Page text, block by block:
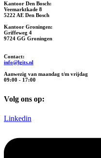
Kantoor Den Bosch:
Veemarktkade 8
5222 AE Den Bosch
Kantoor Groningen:
Griffeweg 4
9724 GG Groningen
Contact:
info@lgits.nl
Aanwezig van maandag t/m vrijdag
09:00 - 17:00
Volg ons op:
Linkedin